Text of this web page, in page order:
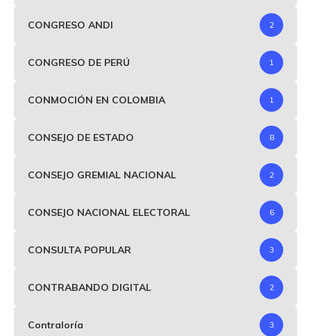
CONGRESO ANDI 2
CONGRESO DE PERÚ 1
CONMOCIÓN EN COLOMBIA 1
CONSEJO DE ESTADO 8
CONSEJO GREMIAL NACIONAL 2
CONSEJO NACIONAL ELECTORAL 6
CONSULTA POPULAR 3
CONTRABANDO DIGITAL 2
Contraloría 3